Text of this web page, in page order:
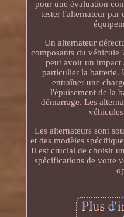
pour une évaluation
tester l'alternateur par
Un alternateur
composants du véhicule
peut avoir un impact
particulier la batterie.
entraîner une
l'épuisement de la
démarrage. Les
Les alternateurs sont
et des modèles
Il est crucial de choisir
spécifications de votre